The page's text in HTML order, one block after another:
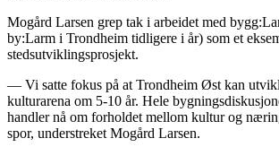
Mogård Larsen grep tak i arbeidet med
by:Larm i Trondheim tidligere i år) som et
stedsutviklingsprosjekt.
— Vi satte fokus på at Trondheim Øst kan
kulturarena om 5-10 år. Hele
handler nå om forholdet mellom kultur og
spor, understreket Mogård Larsen.